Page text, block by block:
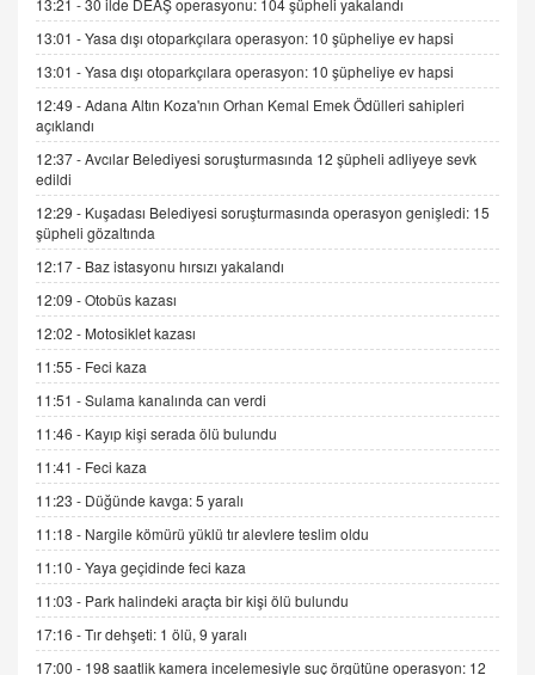
SEHER EREK
Kış Ayları Geldi, Hangi Önlemler Alınmalı?
İNCİ GÜL AKÖL
Trump Keşke Adana'yı da Ziyaret Etse...
06.07.2026 13:00
ADEM AKÖL
Esed Destekçilerinin Yüzüne Vurulan Şamar:
Sednaya
11.12.2024 12:30
DR. EKREM ASLAN
Gerçek Ne, Algı Ne? "Beraber Yürüyoruz"
Cümlesinin Peşinden
19.07.2025 12:45
GÖNÜL MENEKŞE
Şifacının Yolu
04.11.2025 12:56
13:01 -Yasa dışı otoparkçılara operasyon: 10 şüpheliye ev hapsi
13:01 -Yasa dışı otoparkçılara operasyon: 10 şüpheliye ev hapsi
12:49 -Adana Altın Koza'nın Orhan Kemal Emek Ödülleri sahipleri
açıklandı
12:37 -Avcılar Belediyesi soruşturmasında 12 şüpheli adliyeye sevk
edildi
12:29 - Kuşadası Belediyesi soruşturmasında operasyon genişledi: 15
şüpheli gözaltında
12:17 - Baz istasyonu hırsızı yakalandı
12:09 -Otobüs kazası
12:02 - Motosiklet kazası
11:55 - Feci kaza
11:51 -Sulama kanalında can verdi
11:46 - Kayıp kişi serada ölü bulundu
11:41 - Feci kaza
11:23 - Düğünde kavga: 5 yaralı
11:18 - Nargile kömürü yüklü tır alevlere teslim oldu
11:10 -Yaya geçidinde feci kaza
11:03 - Park halindeki araçta bir kişi ölü bulundu
17:16 -Tır dehşeti: 1 ölü, 9 yaralı
17:00 - 198 saatlik kamera incelemesiyle suç örgütüne operasyon: 12